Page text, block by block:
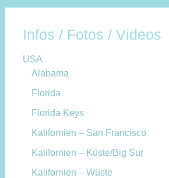
Infos / Fotos / Videos
USA
Alabama
Florida
Florida Keys
Kalifornien – San Francisco
Kalifornien – Küste/Big Sur
Kalifornien – Wüste